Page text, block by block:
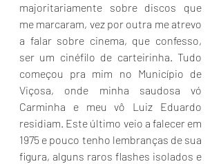
majoritariamente sobre discos que
me marcaram, vez por outra me atrevo
a falar sobre cinema, que confesso,
ser um cinéfilo de carteirinha. Tudo
começou pra mim no Município de
Viçosa, onde minha saudosa vó
Carminha e meu vô Luiz Eduardo
residiam. Este último veio a falecer em
1975 e pouco tenho lembranças de sua
figura, alguns raros flashes isolados e